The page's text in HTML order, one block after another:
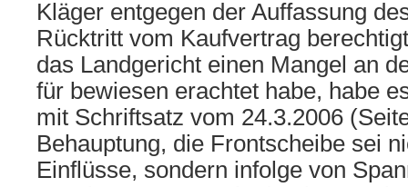
Kläger entgegen der Auffassung
Rücktritt vom Kaufvertrag
das Landgericht einen Mangel an
für bewiesen erachtet habe, habe
mit Schriftsatz vom 24.3.2006
Behauptung, die Frontscheibe sei
Einflüsse, sondern infolge von